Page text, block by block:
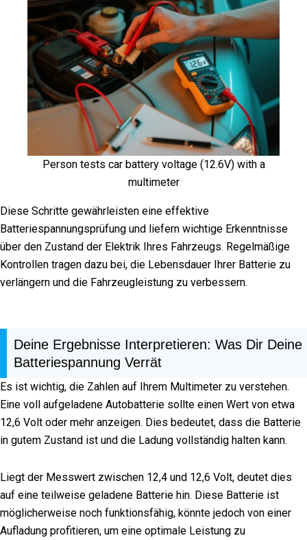
Person tests car battery voltage (12.6V) with a
multimeter
Diese Schritte gewährleisten eine effektive
Batteriespannungsprüfung und liefern wichtige Erkenntnisse
über den Zustand der Elektrik Ihres Fahrzeugs. Regelmäßige
Kontrollen tragen dazu bei, die Lebensdauer Ihrer Batterie zu
verlängern und die Fahrzeugleistung zu verbessern.
Deine Ergebnisse Interpretieren: Was Dir Deine
Batteriespannung Verrät
Es ist wichtig, die Zahlen auf Ihrem Multimeter zu verstehen.
Eine voll aufgeladene Autobatterie sollte einen Wert von etwa
12,6 Volt oder mehr anzeigen. Dies bedeutet, dass die Batterie
in gutem Zustand ist und die Ladung vollständig halten kann.
Liegt der Messwert zwischen 12,4 und 12,6 Volt, deutet dies
auf eine teilweise geladene Batterie hin. Diese Batterie ist
möglicherweise noch funktionsfähig, könnte jedoch von einer
Aufladung profitieren, um eine optimale Leistung zu